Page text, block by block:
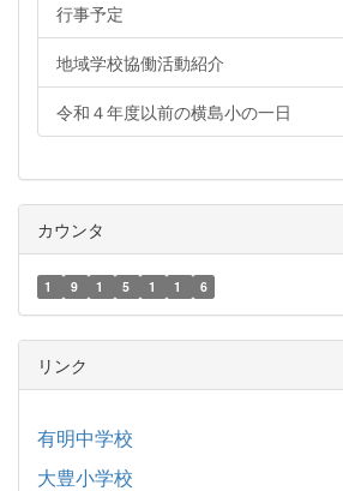
行事予定
地域学校協働活動紹介
令和４年度以前の横島小の一日
カウンタ
1 9 1 5 1 1 6
リンク
有明中学校
大豊小学校